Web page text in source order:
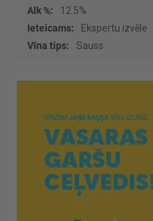
12.5%
Ekspertu izvēle
Sauss